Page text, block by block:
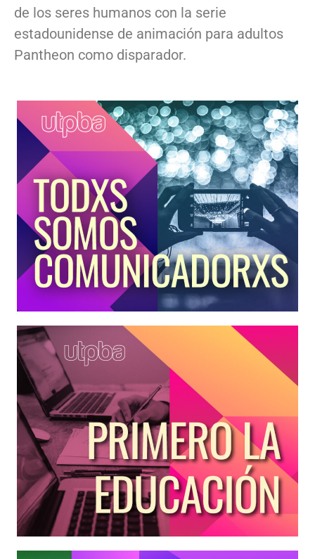
de los seres humanos con la serie
estadounidense de animación para adultos
Pantheon como disparador.